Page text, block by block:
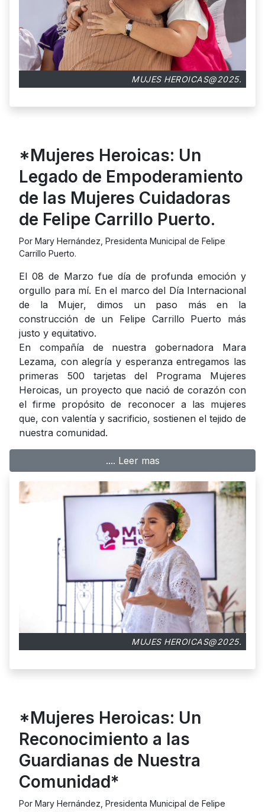
MUJES HEROICAS@2025.
*Mujeres Heroicas: Un
Legado de Empoderamiento
de las Mujeres Cuidadoras
de Felipe Carrillo Puerto.
Por Mary Hernández, Presidenta Municipal de Felipe
Carrillo Puerto.
El 08 de Marzo fue día de profunda emoción y
orgullo para mí. En el marco del Día Internacional
de la Mujer, dimos un paso más en la
construcción de un Felipe Carrillo Puerto más
justo y equitativo.
En compañía de nuestra gobernadora Mara
Lezama, con alegría y esperanza entregamos las
primeras 500 tarjetas del Programa Mujeres
Heroicas, un proyecto que nació de corazón con
el firme propósito de reconocer a las mujeres
que, con valentía y sacrificio, sostienen el tejido de
nuestra comunidad.
.... Leer mas
MUJES HEROICAS@2025.
*Mujeres Heroicas: Un
Reconocimiento a las
Guardianas de Nuestra
Comunidad*
Por Mary Hernández, Presidenta Municipal de Felipe